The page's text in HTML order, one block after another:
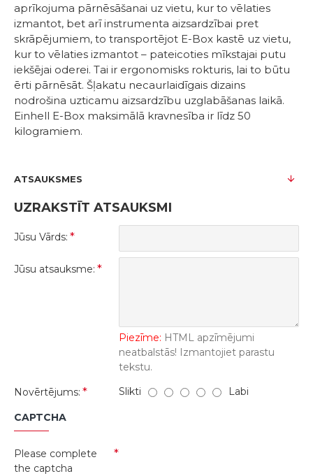
aprīkojuma pārnēsāšanai uz vietu, kur to vēlaties
izmantot, bet arī instrumenta aizsardzībai pret
skrāpējumiem, to transportējot E-Box kastē uz vietu,
kur to vēlaties izmantot – pateicoties mīkstajai putu
iekšējai oderei. Tai ir ergonomisks rokturis, lai to būtu
ērti pārnēsāt. Šļakatu necaurlaidīgais dizains
nodrošina uzticamu aizsardzību uzglabāšanas laikā.
Einhell E-Box maksimālā kravnesība ir līdz 50
kilogramiem.
ATSAUKSMES
UZRAKSTĪT ATSAUKSMI
Jūsu Vārds:
Jūsu atsauksme:
Piezīme: HTML apzīmējumi
neatbalstās! Izmantojiet parastu
tekstu.
Novērtējums:
Slikti Labi
CAPTCHA
Please complete
the captcha